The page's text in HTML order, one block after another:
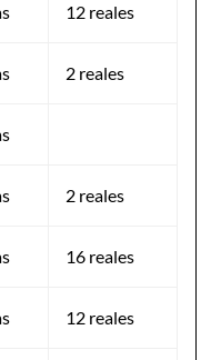
12 reales
2 reales
2 reales
16 reales
12 reales